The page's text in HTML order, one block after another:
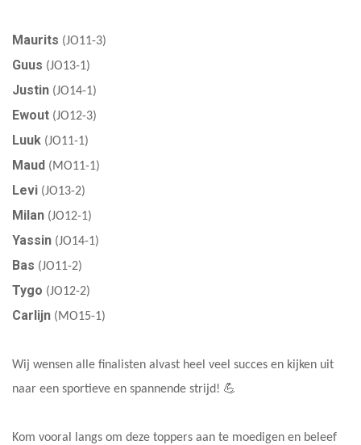
Maurits (JO11-3)
Guus (JO13-1)
Justin (JO14-1)
Ewout (JO12-3)
Luuk (JO11-1)
Maud (MO11-1)
Levi (JO13-2)
Milan (JO12-1)
Yassin (JO14-1)
Bas (JO11-2)
Tygo (JO12-2)
Carlijn (MO15-1)
Wij wensen alle finalisten alvast heel veel succes en kijken uit
naar een sportieve en spannende strijd! 💪
Kom vooral langs om deze toppers aan te moedigen en beleef